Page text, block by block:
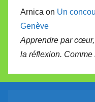
Arnica on Un
Genève
Apprendre par
la réflexion.